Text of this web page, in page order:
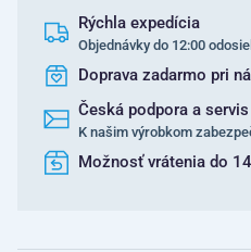
Rýchla expedícia
Objednávky do 12:00
Doprava zadarmo pri
Česká podpora a servis
K našim výrobkom
Možnosť vrátenia do